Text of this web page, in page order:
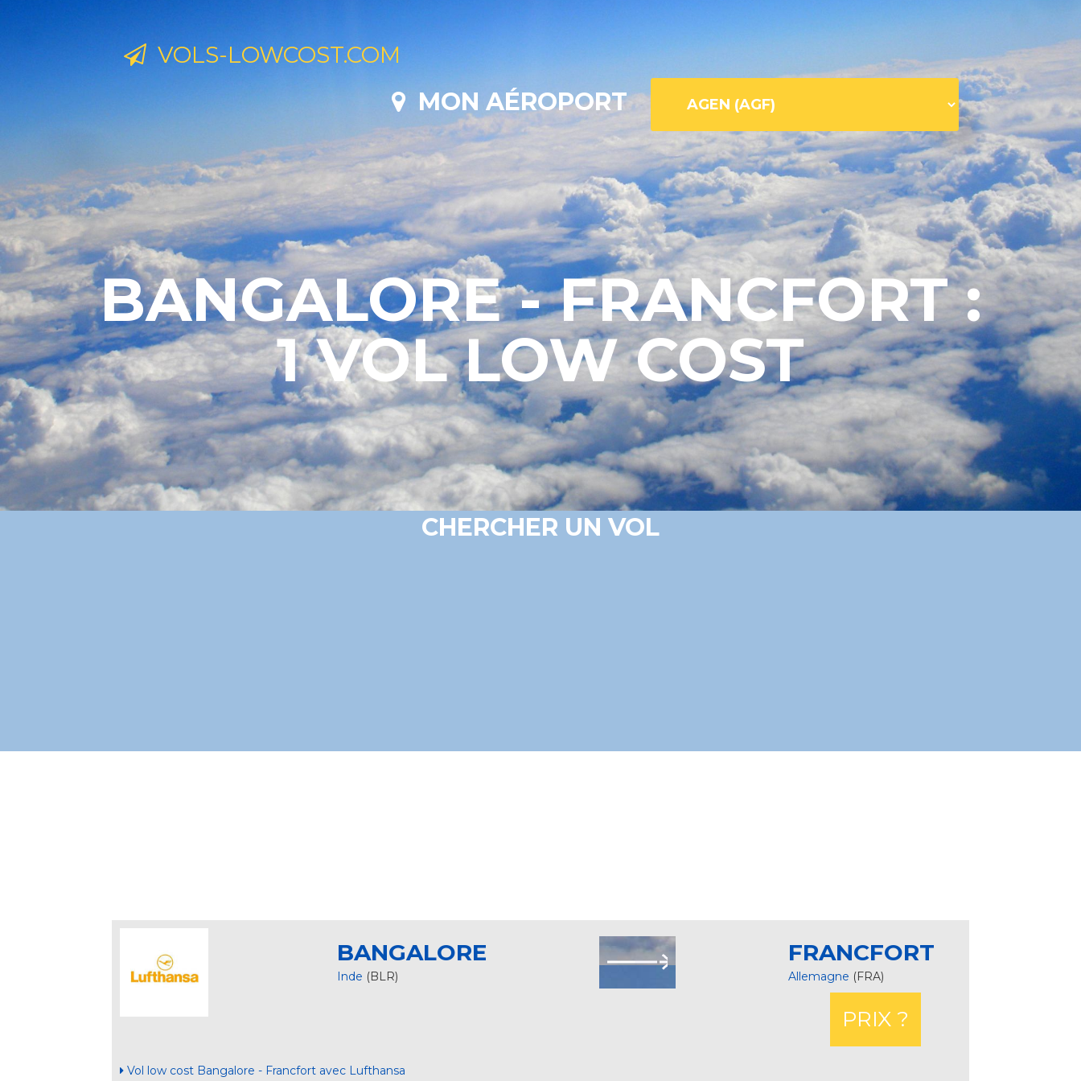
VOLS-LOWCOST.COM
MON AÉROPORT
BANGALORE - FRANCFORT :
1 VOL LOW COST
CHERCHER UN VOL
BANGALORE
Inde (BLR)
FRANCFORT
Allemagne (FRA)
PRIX ?
Vol low cost Bangalore - Francfort avec Lufthansa